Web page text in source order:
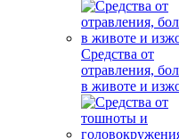
Средства от
отравления,
в животе и